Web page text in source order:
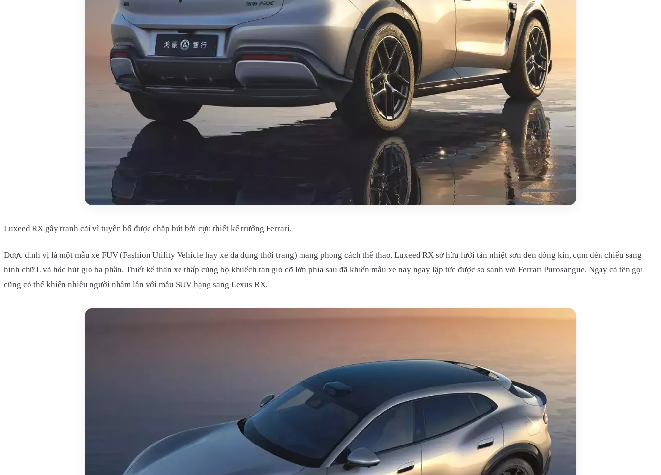
Luxeed RX gây tranh cãi vì tuyên bố được chắp bút bởi cựu thiết kế trưởng Ferrari.
Được định vị là một mẫu xe FUV (Fashion Utility Vehicle hay xe đa dụng thời trang) mang phong cách thể thao, Luxeed RX sở hữu lưới tản nhiệt sơn đen đóng kín, cụm đèn chiếu sáng
hình chữ L và hốc hút gió ba phần. Thiết kế thân xe thấp cùng bộ khuếch tán gió cỡ lớn phía sau đã khiến mẫu xe này ngay lập tức được so sánh với Ferrari Purosangue. Ngay cả tên gọi
cũng có thể khiến nhiều người nhầm lẫn với mẫu SUV hạng sang Lexus RX.